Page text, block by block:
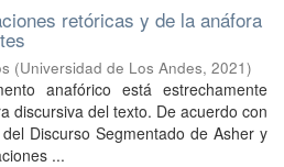
retóricas y de la anáfora
(Universidad de Los Andes, 2021)
anafórico está estrechamente
discursiva del texto. De acuerdo con
Discurso Segmentado de Asher y
...